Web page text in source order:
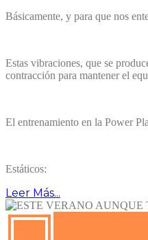
Básicamente, y para que nos
Estas vibraciones, que se
contracción para mantener el
El entrenamiento en la Power
Estáticos:
Leer Más...